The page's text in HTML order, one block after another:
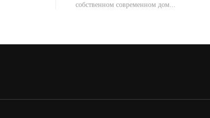
собственном современном дом...